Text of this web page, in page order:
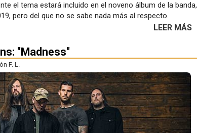
el tema estará incluido en el noveno álbum de la banda,
pero del que no se sabe nada más al respecto.
LEER MÁS
"Madness"
F. L.